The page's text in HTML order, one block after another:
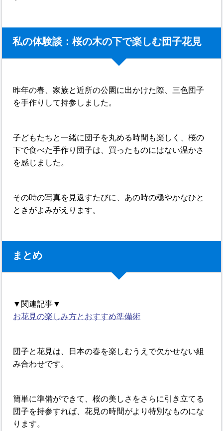
私の体験談：桜の木の下で楽しむ団子花見
昨年の春、家族と近所の公園に出かけた際、三色団子
を手作りして持参しました。
子どもたちと一緒に団子を丸める時間も楽しく、桜の
下で食べた手作り団子は、買ったものにはない温かさ
を感じました。
その時の写真を見返すたびに、あの時の穏やかなひと
ときがよみがえります。
まとめ
▼関連記事▼
お花見の楽しみ方とおすすめ準備術
団子と花見は、日本の春を楽しむうえで欠かせない組
み合わせです。
簡単に準備ができて、桜の美しさをさらに引き立てる
団子を持参すれば、花見の時間がより特別なものにな
ります。